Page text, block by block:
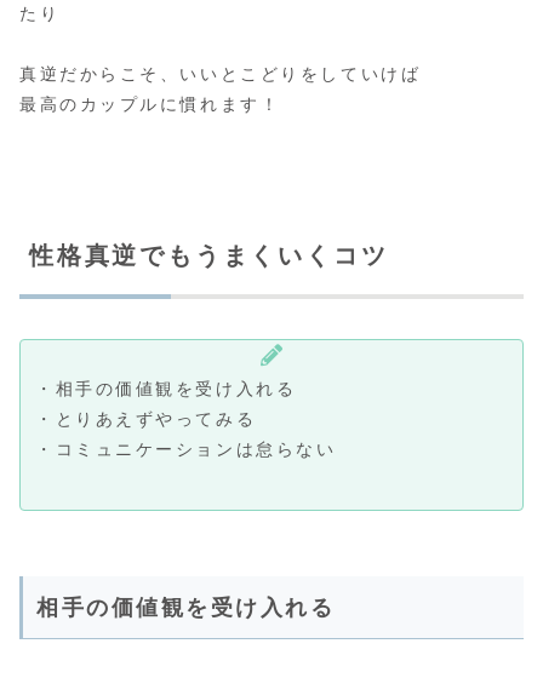
たり
真逆だからこそ、いいとこどりをしていけば
最高のカップルに慣れます！
性格真逆でもうまくいくコツ
・相手の価値観を受け入れる
・とりあえずやってみる
・コミュニケーションは怠らない
相手の価値観を受け入れる